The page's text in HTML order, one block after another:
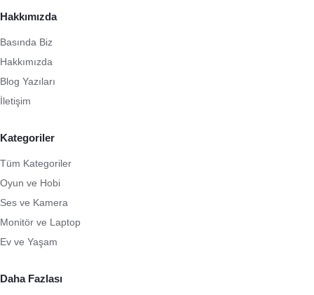
Hakkımızda
Basında Biz
Hakkımızda
Blog Yazıları
İletişim
Kategoriler
Tüm Kategoriler
Oyun ve Hobi
Ses ve Kamera
Monitör ve Laptop
Ev ve Yaşam
Daha Fazlası